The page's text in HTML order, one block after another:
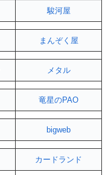
駿河屋
まんぞく屋
メタル
竜星のPAO
bigweb
カードランド